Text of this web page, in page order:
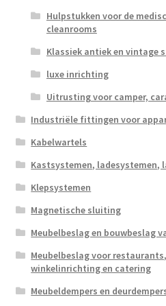
Hulpstukken voor de
cleanrooms
Klassiek antiek en vintage
luxe inrichting
Uitrusting voor camper,
Industriële fittingen voor
Kabelwartels
Kastsystemen, ladesystemen,
Klepsystemen
Magnetische sluiting
Meubelbeslag en bouwbeslag
Meubelbeslag voor
winkelinrichting en catering
Meubeldempers en